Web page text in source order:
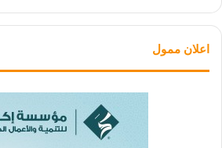
اعلان ممول